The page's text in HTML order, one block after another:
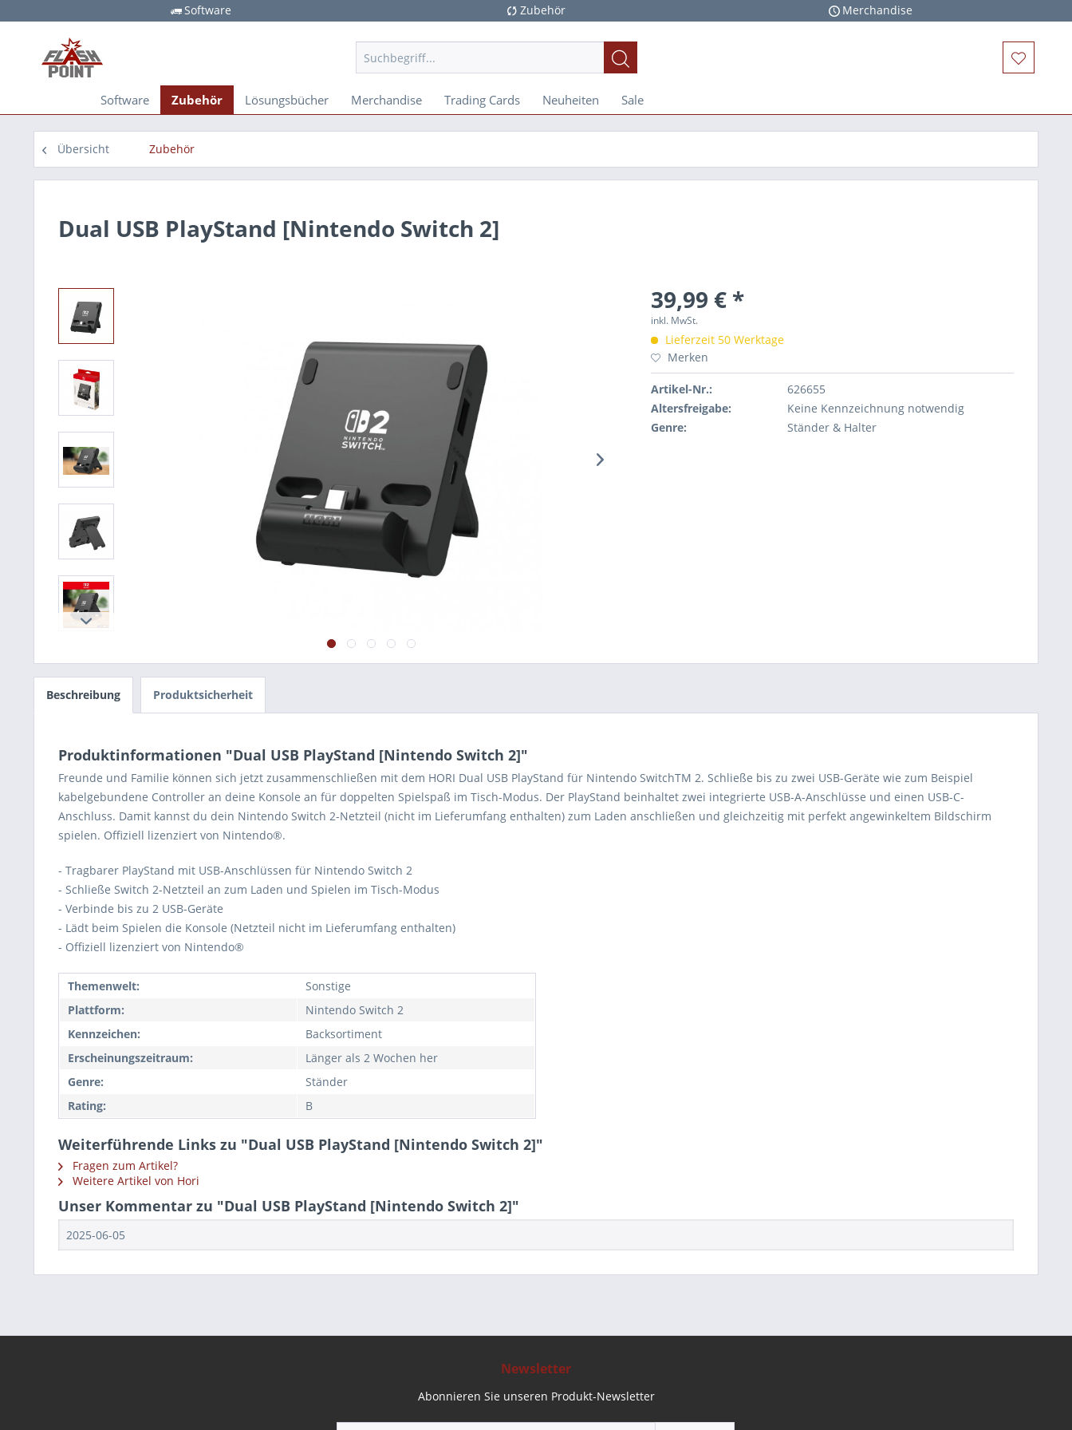
Software Zubehör Merchandise
Software Zubehör Lösungsbücher Merchandise Trading Cards Neuheiten Sale
Übersicht Zubehör
Dual USB PlayStand [Nintendo Switch 2]
39,99 € *
inkl. MwSt.
Lieferzeit 50 Werktage
Merken
Artikel-Nr.:
626655
Altersfreigabe:
Keine Kennzeichnung notwendig
Genre:
Ständer & Halter
Beschreibung Produktsicherheit
Produktinformationen "Dual USB PlayStand [Nintendo Switch 2]"
Freunde und Familie können sich jetzt zusammenschließen mit dem HORI Dual USB PlayStand für Nintendo SwitchTM 2. Schließe bis zu zwei USB-Geräte wie zum Beispiel
kabelgebundene Controller an deine Konsole an für doppelten Spielspaß im Tisch-Modus. Der PlayStand beinhaltet zwei integrierte USB-A-Anschlüsse und einen USB-C-
Anschluss. Damit kannst du dein Nintendo Switch 2-Netzteil (nicht im Lieferumfang enthalten) zum Laden anschließen und gleichzeitig mit perfekt angewinkeltem Bildschirm
spielen. Offiziell lizenziert von Nintendo®.
- Tragbarer PlayStand mit USB-Anschlüssen für Nintendo Switch 2
- Schließe Switch 2-Netzteil an zum Laden und Spielen im Tisch-Modus
- Verbinde bis zu 2 USB-Geräte
- Lädt beim Spielen die Konsole (Netzteil nicht im Lieferumfang enthalten)
- Offiziell lizenziert von Nintendo®
Themenwelt:
Sonstige
Plattform:
Nintendo Switch 2
Kennzeichen:
Backsortiment
Erscheinungszeitraum:
Länger als 2 Wochen her
Genre:
Ständer
Rating:
B
Weiterführende Links zu "Dual USB PlayStand [Nintendo Switch 2]"
Fragen zum Artikel?
Weitere Artikel von Hori
Unser Kommentar zu "Dual USB PlayStand [Nintendo Switch 2]"
2025-06-05
Newsletter
Abonnieren Sie unseren Produkt-Newsletter